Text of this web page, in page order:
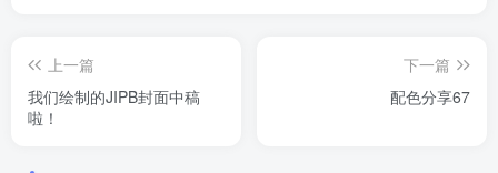
上一篇
我们绘制的JIPB封面中稿
啦！
下一篇
配色分享67